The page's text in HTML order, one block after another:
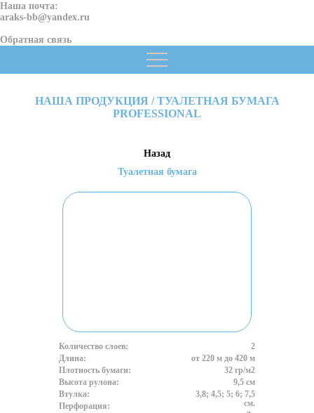
Наша почта:
araks-bb@yandex.ru
Обратная связь
НАША ПРОДУКЦИЯ / ТУАЛЕТНАЯ БУМАГА
PROFESSIONAL
Назад
Туалетная бумага
Количество слоев:
Длина:
Плотность бумаги:
Высота рулона:
Втулка:
Перфорация:
2
от 220 м до 420 м
32 гр/м2
9,5 см
3,8; 4,5; 5; 6; 7,5
см.